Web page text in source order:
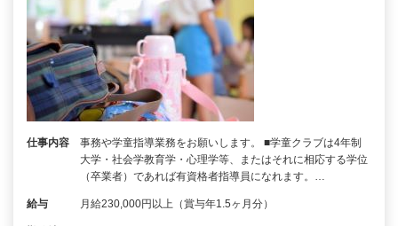
仕事内容
事務や学童指導業務をお願いします。 ■学童クラブは4年制
大学・社会学教育学・心理学等、またはそれに相応する学位
（卒業者）であれば有資格者指導員になれます。…
給与 月給230,000円以上（賞与年1.5ヶ月分）